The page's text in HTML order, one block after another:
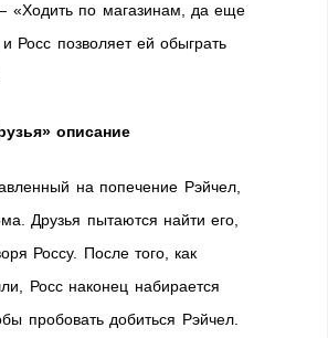
«Ходить по магазинам, да еще
Росс позволяет ей обыграть
описание
на попечение Рэйчел,
Друзья пытаются найти его,
Россу. После того, как
Росс наконец набирается
пробовать добиться Рэйчел.